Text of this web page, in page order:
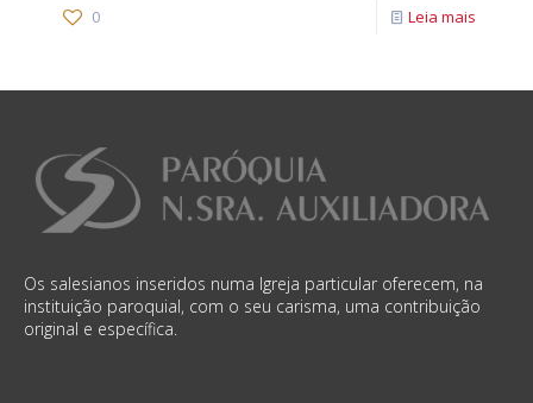
0 Leia mais
Os salesianos inseridos numa Igreja particular oferecem, na
instituição paroquial, com o seu carisma, uma contribuição
original e específica.